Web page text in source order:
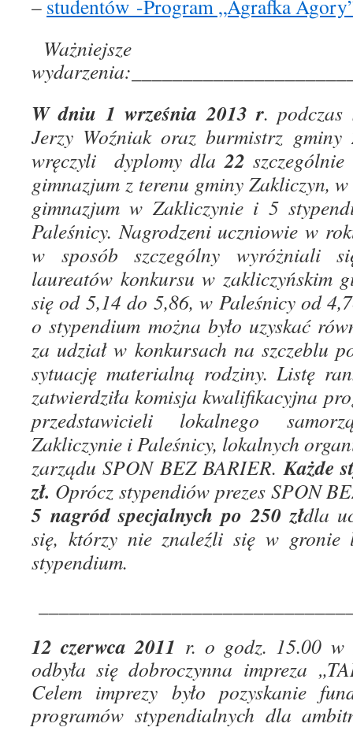
– studentów -Program „Agrafka
Ważniejsze
wydarzenia:
W dniu 1 września 2013 r.
Jerzy Woźniak oraz burmistrz gminy
wręczyli dyplomy dla 22
gimnazjum z terenu gminy Zakliczyn,
gimnazjum w Zakliczynie i 5
Paleśnicy. Nagrodzeni uczniowie w
w sposób szczególny wyróżniali
laureatów konkursu w zakliczyńskim
się od 5,14 do 5,86, w Paleśnicy od
o stypendium można było uzyskać
za udział w konkursach na szczeblu
sytuację materialną rodziny. Listę
zatwierdziła komisja kwalifikacyjna
przedstawicieli lokalnego
Zakliczynie i Paleśnicy, lokalnych
zarządu SPON BEZ BARIER. Każde
zł. Oprócz stypendiów prezes SPON
5 nagród specjalnych po 250 złdla
się, którzy nie znaleźli się w gronie
stypendium.
12 czerwca 2011 r. o godz. 15.00 w
odbyła się dobroczynna impreza
Celem imprezy było pozyskanie
programów stypendialnych dla